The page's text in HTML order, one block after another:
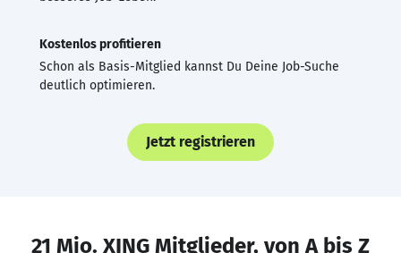
Kostenlos profitieren
Schon als Basis-Mitglied kannst Du Deine Job-Suche
deutlich optimieren.
Jetzt registrieren
21 Mio. XING Mitglieder, von A bis Z